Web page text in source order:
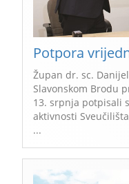
Potpora
Župan dr. sc.
Slavonskom Brodu
13. srpnja potpisali
aktivnosti
...